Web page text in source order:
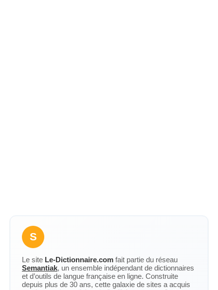
S
Le site Le-Dictionnaire.com fait partie du réseau
Semantiak, un ensemble indépendant de dictionnaires
et d’outils de langue française en ligne. Construite
depuis plus de 30 ans, cette galaxie de sites a acquis